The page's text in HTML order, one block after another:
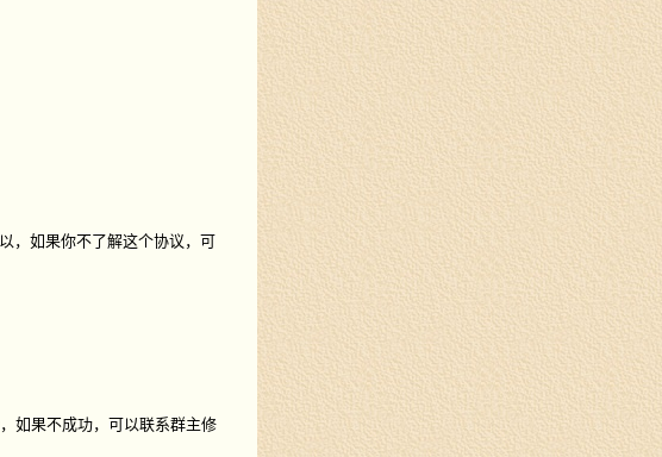
，如果你不了解这个协议，可
如果不成功，可以联系群主修